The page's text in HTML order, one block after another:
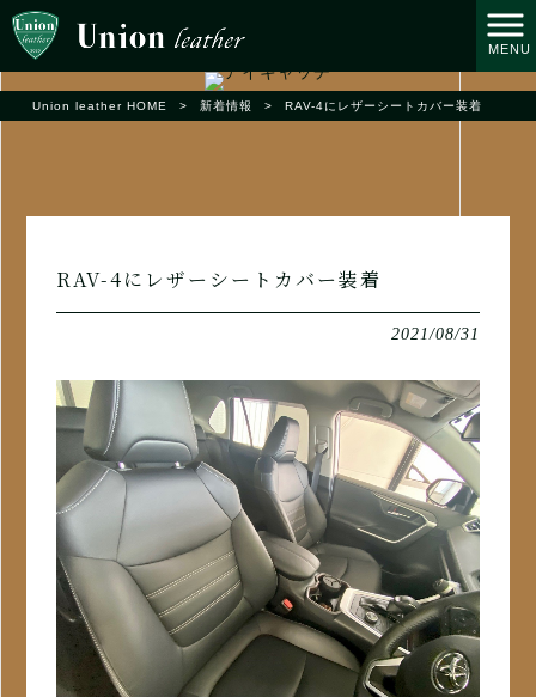
MENU
Union leather HOME > 新着情報 > RAV-4にレザーシートカバー装着
RAV-4にレザーシートカバー装着
2021/08/31